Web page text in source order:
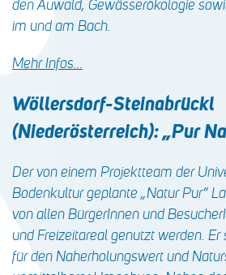
den Auwald, Gewässerökologie
im und am Bach.
Mehr Infos…
Wöllersdorf-Steinabrückl
(Niederösterreich): „Pur
Der von einem Projektteam der
Bodenkultur geplante „Natur Pur“
von allen BürgerInnen und
und Freizeitareal genutzt werden.
für den Naherholungswert und